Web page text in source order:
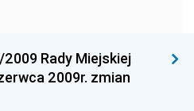
Pracy i Polityki
Rady Miejskiej
2009r. zmian